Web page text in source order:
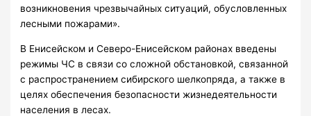
возникновения чрезвычайных ситуаций, обусловленных
лесными пожарами».
В Енисейском и Северо-Енисейском районах введены
режимы ЧС в связи со сложной обстановкой, связанной
с распространением сибирского шелкопряда, а также в
целях обеспечения безопасности жизнедеятельности
населения в лесах.